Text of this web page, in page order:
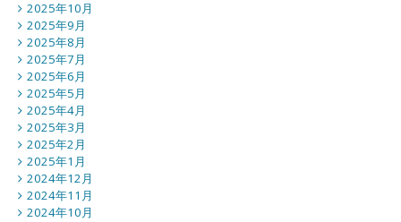
2025年10月
2025年9月
2025年8月
2025年7月
2025年6月
2025年5月
2025年4月
2025年3月
2025年2月
2025年1月
2024年12月
2024年11月
2024年10月